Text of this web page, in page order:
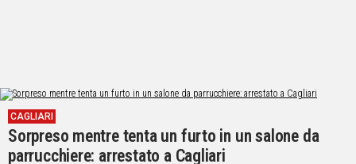
CAGLIARI
Sorpreso mentre tenta un furto in un salone da
parrucchiere: arrestato a Cagliari